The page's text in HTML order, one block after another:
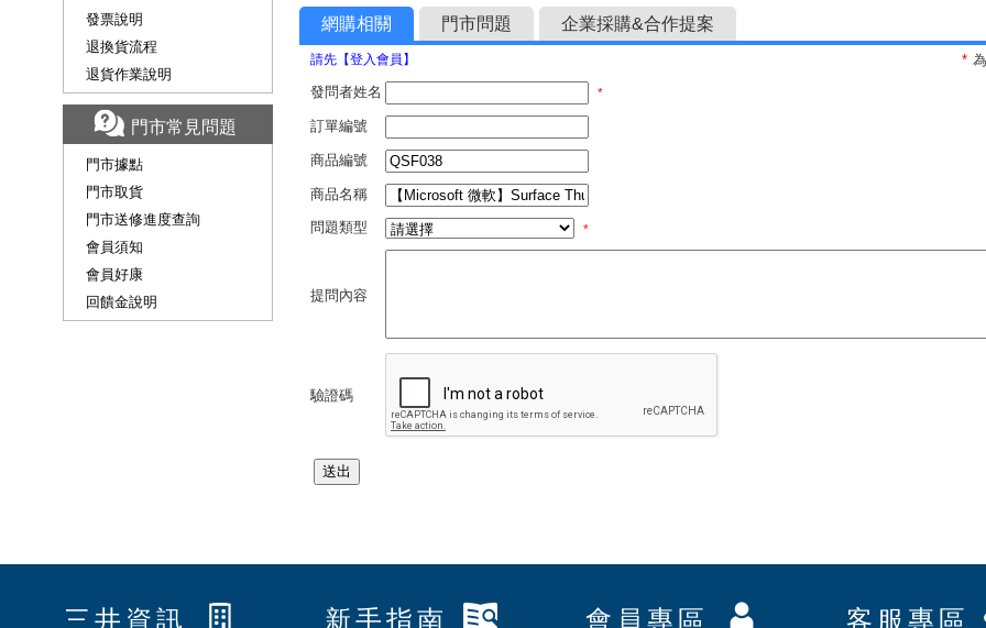
網購相關 門市問題 企業採購&合作提案
請先【登入會員】 *
發問者姓名
*
訂單編號
商品編號
商品名稱
問題類型
*
提問內容
驗證碼
發票說明
退換貨流程
退貨作業說明
門市常見問題
門市據點
門市取貨
門市送修進度查詢
會員須知
會員好康
回饋金說明
三井資訊 新手指南 會員專區 客服專區